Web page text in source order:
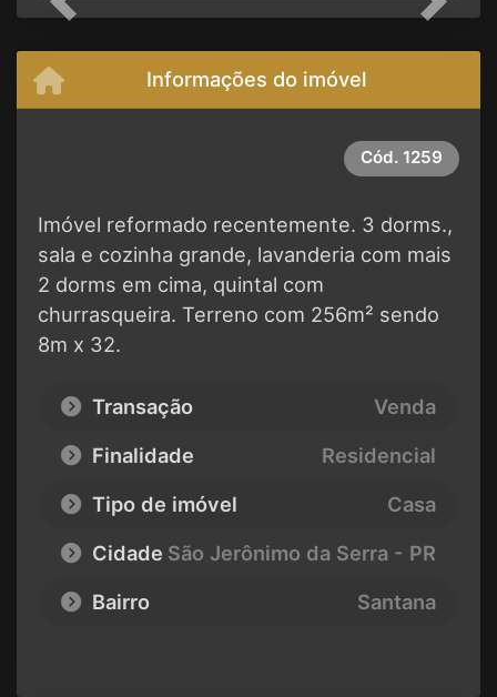
Previous Next
Informações do imóvel
Cód. 1259
Imóvel reformado recentemente. 3 dorms.,
sala e cozinha grande, lavanderia com mais
2 dorms em cima, quintal com
churrasqueira. Terreno com 256m² sendo
8m x 32.
Transação
Venda
Finalidade
Residencial
Tipo de imóvel
Casa
Cidade São Jerônimo da Serra - PR
Bairro
Santana